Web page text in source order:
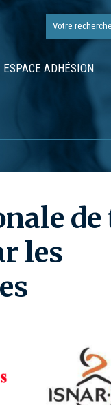
ESPACE ADHÉSION
les